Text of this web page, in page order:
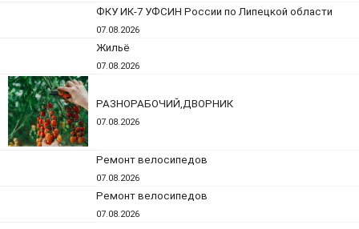
ФКУ ИК-7 УФСИН России по Липецкой области
07.08.2026
Жильё
07.08.2026
РАЗНОРАБОЧИЙ,ДВОРНИК
07.08.2026
Ремонт велосипедов
07.08.2026
Ремонт велосипедов
07.08.2026